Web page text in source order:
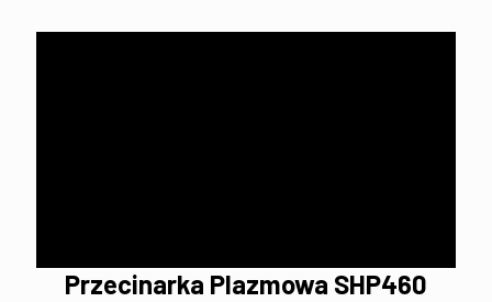
Przecinarka Plazmowa SHP460